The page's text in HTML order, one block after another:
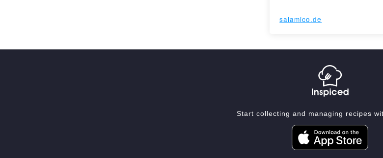
salamico.de
Start collecting and managing recipes